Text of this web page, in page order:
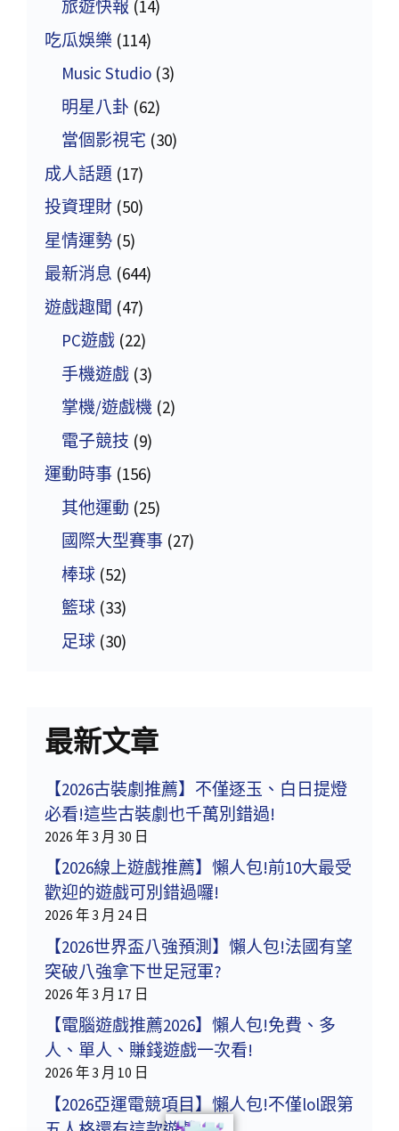
旅遊快報 (14)
吃瓜娛樂 (114)
Music Studio (3)
明星八卦 (62)
當個影視宅 (30)
成人話題 (17)
投資理財 (50)
星情運勢 (5)
最新消息 (644)
遊戲趣聞 (47)
PC遊戲 (22)
手機遊戲 (3)
掌機/遊戲機 (2)
電子競技 (9)
運動時事 (156)
其他運動 (25)
國際大型賽事 (27)
棒球 (52)
籃球 (33)
足球 (30)
最新文章
【2026古裝劇推薦】不僅逐玉、白日提燈
必看!這些古裝劇也千萬別錯過!
2026 年 3 月 30 日
【2026線上遊戲推薦】懶人包!前10大最受
歡迎的遊戲可別錯過囉!
2026 年 3 月 24 日
【2026世界盃八強預測】懶人包!法國有望
突破八強拿下世足冠軍?
2026 年 3 月 17 日
【電腦遊戲推薦2026】懶人包!免費、多
人、單人、賺錢遊戲一次看!
2026 年 3 月 10 日
【2026亞運電競項目】懶人包!不僅lol跟第